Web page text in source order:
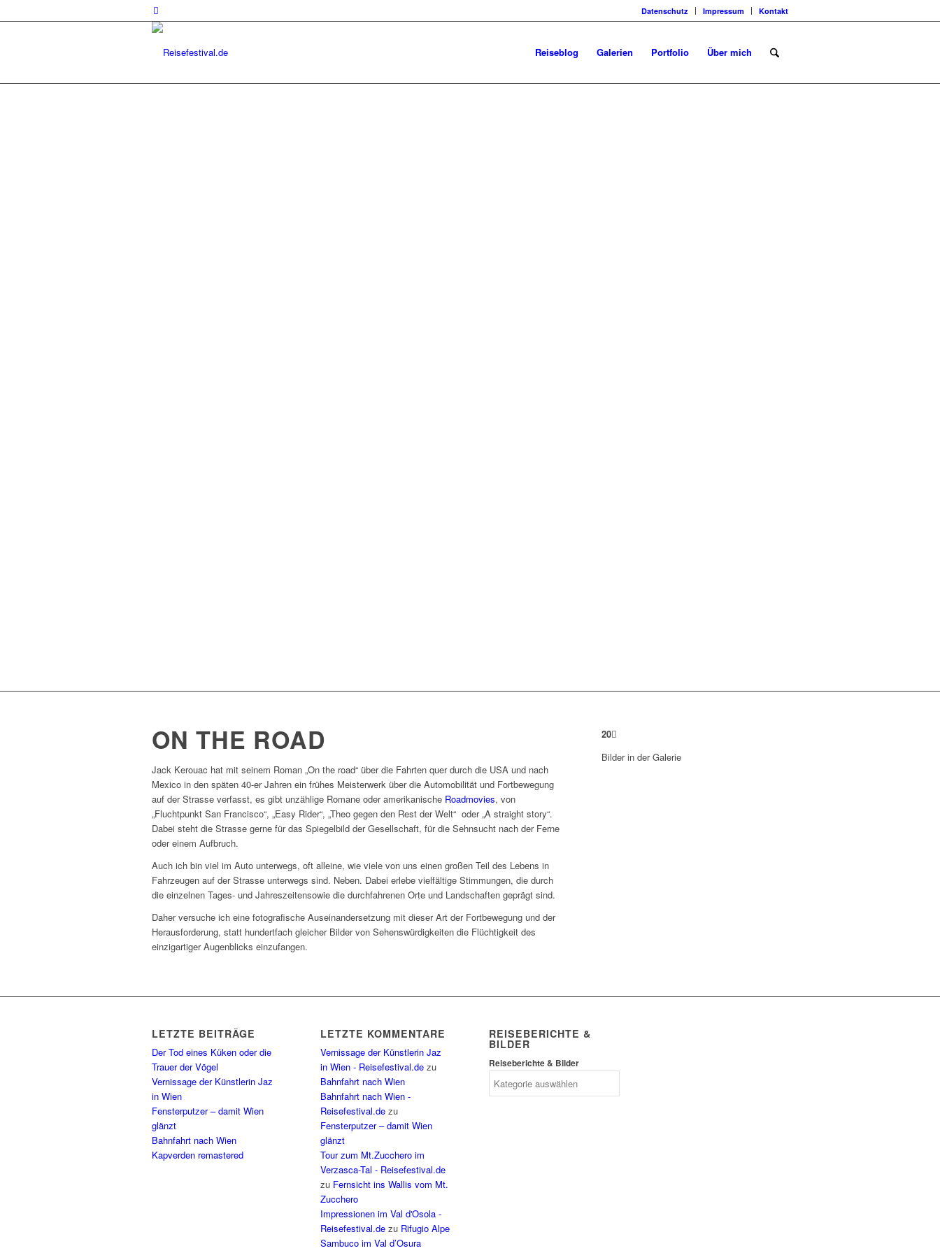
Datenschutz Impressum Kontakt
Reiseblog Galerien Portfolio Über mich
ON THE ROAD
Jack Kerouac hat mit seinem Roman „On the road“ über die Fahrten quer durch die USA und nach
Mexico in den späten 40-er Jahren ein frühes Meisterwerk über die Automobilität und Fortbewegung
auf der Strasse verfasst, es gibt unzählige Romane oder amerikanische Roadmovies, von
„Fluchtpunkt San Francisco“, „Easy Rider“, „Theo gegen den Rest der Welt“ oder „A straight story“.
Dabei steht die Strasse gerne für das Spiegelbild der Gesellschaft, für die Sehnsucht nach der Ferne
oder einem Aufbruch.
Auch ich bin viel im Auto unterwegs, oft alleine, wie viele von uns einen großen Teil des Lebens in
Fahrzeugen auf der Strasse unterwegs sind. Neben. Dabei erlebe vielfältige Stimmungen, die durch
die einzelnen Tages- und Jahreszeitensowie die durchfahrenen Orte und Landschaften geprägt sind.
Daher versuche ich eine fotografische Auseinandersetzung mit dieser Art der Fortbewegung und der
Herausforderung, statt hundertfach gleicher Bilder von Sehenswürdigkeiten die Flüchtigkeit des
einzigartiger Augenblicks einzufangen.
20
Bilder in der Galerie
LETZTE BEITRÄGE
Der Tod eines Küken oder die
Trauer der Vögel
Vernissage der Künstlerin Jaz
in Wien
Fensterputzer – damit Wien
glänzt
Bahnfahrt nach Wien
Kapverden remastered
LETZTE KOMMENTARE
Vernissage der Künstlerin Jaz
in Wien - Reisefestival.de zu
Bahnfahrt nach Wien
Bahnfahrt nach Wien -
Reisefestival.de zu
Fensterputzer – damit Wien
glänzt
Tour zum Mt.Zucchero im
Verzasca-Tal - Reisefestival.de
zu Fernsicht ins Wallis vom Mt.
Zucchero
Impressionen im Val d'Osola -
Reisefestival.de zu Rifugio Alpe
Sambuco im Val d’Osura
REISEBERICHTE &
BILDER
Reiseberichte & Bilder